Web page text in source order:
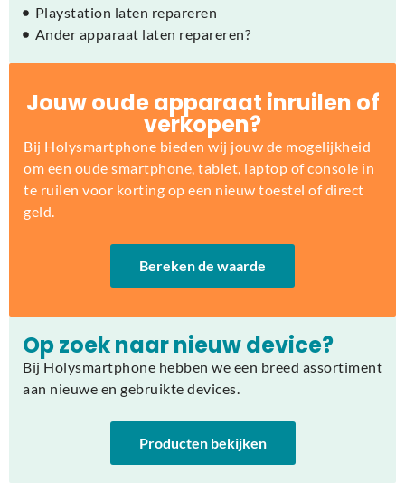
Playstation laten repareren
Ander apparaat laten repareren?
Jouw oude apparaat inruilen of
verkopen?
Bij Holysmartphone bieden wij jouw de mogelijkheid
om een oude smartphone, tablet, laptop of console in
te ruilen voor korting op een nieuw toestel of direct
geld.
Bereken de waarde
Op zoek naar nieuw device?
Bij Holysmartphone hebben we een breed assortiment
aan nieuwe en gebruikte devices.
Producten bekijken